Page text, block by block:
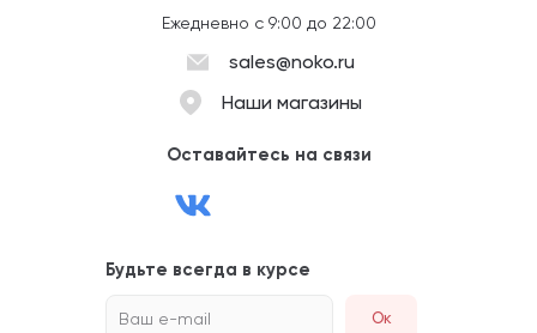
Ежедневно с 9:00 до 22:00
sales@noko.ru
Наши магазины
Оставайтесь на связи
Будьте всегда в курсе
Ваш e-mail